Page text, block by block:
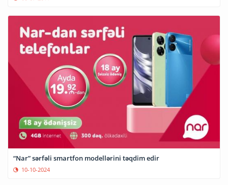
“Nar” sərfəli smartfon modellərini təqdim edir
10-10-2024